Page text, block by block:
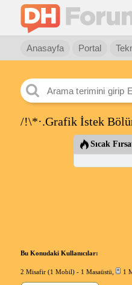
Anasayfa Portal
/!\*·.Grafik İstek
Sıcak
Bu Konudaki Kullanıcılar:
2 Misafir (1 Mobil) - 1 Masaüstü 1